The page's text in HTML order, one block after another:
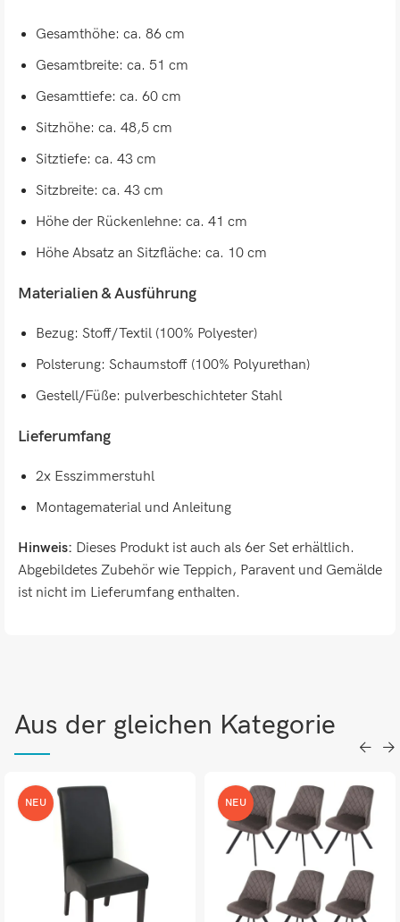
Gesamthöhe: ca. 86 cm
Gesamtbreite: ca. 51 cm
Gesamttiefe: ca. 60 cm
Sitzhöhe: ca. 48,5 cm
Sitztiefe: ca. 43 cm
Sitzbreite: ca. 43 cm
Höhe der Rückenlehne: ca. 41 cm
Höhe Absatz an Sitzfläche: ca. 10 cm
Materialien & Ausführung
Bezug: Stoff/Textil (100% Polyester)
Polsterung: Schaumstoff (100% Polyurethan)
Gestell/Füße: pulverbeschichteter Stahl
Lieferumfang
2x Esszimmerstuhl
Montagematerial und Anleitung
Hinweis: Dieses Produkt ist auch als 6er Set erhältlich.
Abgebildetes Zubehör wie Teppich, Paravent und Gemälde
ist nicht im Lieferumfang enthalten.
Aus der gleichen Kategorie
NEU NEU